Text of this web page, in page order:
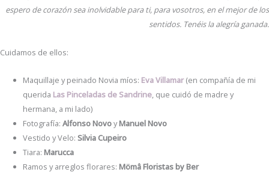
espero de corazón sea inolvidable para ti, para vosotros, en el mejor de los
sentidos. Tenéis la alegría ganada.
Cuidamos de ellos:
Maquillaje y peinado Novia míos: Eva Villamar(en compañía de mi
querida Las Pinceladas de Sandrine, que cuidó de madre y
hermana, a mi lado)
Fotografía:Alfonso NovoyManuel Novo
Vestido y Velo:Silvia Cupeiro
Tiara:Marucca
Ramos y arreglos florares:Mömâ Floristas by Ber